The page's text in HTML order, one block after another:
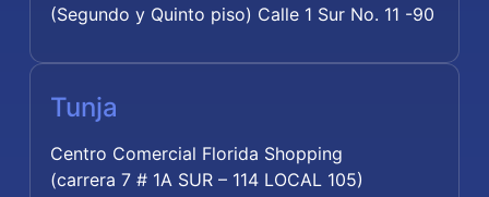
(Segundo y Quinto piso) Calle 1 Sur No. 11 -90
Tunja
Centro Comercial Florida Shopping
(carrera 7 # 1A SUR – 114 LOCAL 105)